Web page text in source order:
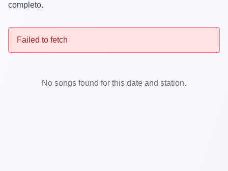
completo.
Failed to fetch
No songs found for this date and station.